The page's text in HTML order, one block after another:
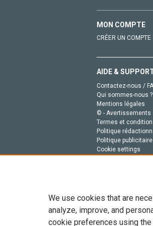
MON COMPTE
CRÉER UN COMPTE
AIDE &
Contactez-nous /
Qui sommes-nous ?
Mentions légales
© - Avertissements
Termes et
Politique
Politique publicitaire
Cookie settings
Tout le contenu de
We use cookies that are
analyze, improve, and
cookie preferences using the